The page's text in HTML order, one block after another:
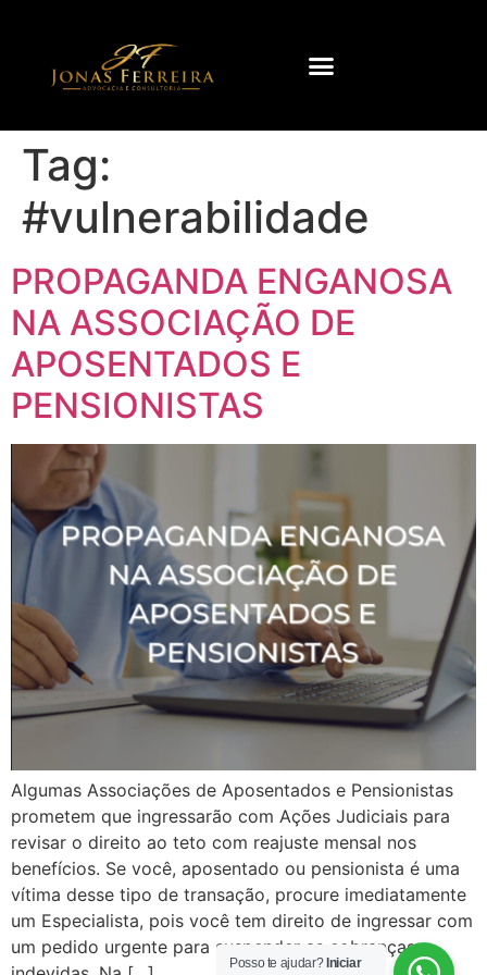
Tag:
#vulnerabilidade
PROPAGANDA ENGANOSA
NA ASSOCIAÇÃO DE
APOSENTADOS E
PENSIONISTAS
Algumas Associações de Aposentados e Pensionistas
prometem que ingressarão com Ações Judiciais para
revisar o direito ao teto com reajuste mensal nos
benefícios. Se você, aposentado ou pensionista é uma
vítima desse tipo de transação, procure imediatamente
um Especialista, pois você tem direito de ingressar com
um pedido urgente para suspender as cobranças
Posso te ajudar? Iniciar